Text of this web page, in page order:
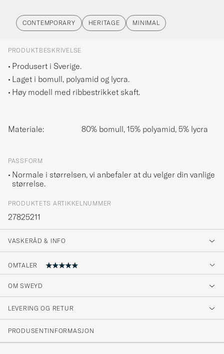
CONTEMPORARY HERITAGE MINIMAL
PRODUKTBESKRIVELSE
Produsert i Sverige.
Laget i bomull, polyamid og lycra.
Høy modell med ribbestrikket skaft.
Materiale: 80% bomull, 15% polyamid, 5% lycra
PASSFORM
Normale i størrelsen, vi anbefaler at du velger din vanlige
størrelse.
PRODUKTETS ARTIKKELNUMMER
27825211
VASKERÅD & INFO
OMTALER
5
OM SWEYD
LEVERING OG RETUR
PRODUSENTINFORMASJON